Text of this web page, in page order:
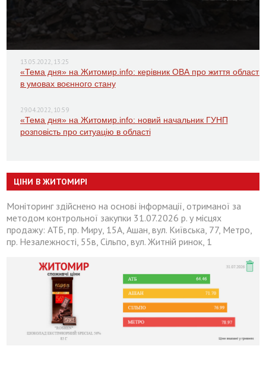
13.05.2022, 13:25
«Тема дня» на Житомир.info: керівник ОВА про життя області
в умовах воєнного стану
29.04.2022, 10:59
«Тема дня» на Житомир.info: новий начальник ГУНП
розповість про ситуацію в області
ЦІНИ В ЖИТОМИРІ
Моніторинг здійснено на основі інформації, отриманої за
методом контрольної закупки 31.07.2026 р. у місцях
продажу: АТБ, пр. Миру, 15А, Ашан, вул. Київська, 77, Метро,
пр. Незалежності, 55в, Сільпо, вул. Житній ринок, 1